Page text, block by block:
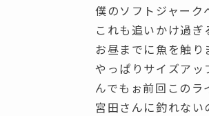
僕のソフトジャー
これも追いかけ過
お昼までに魚を触
やっぱりサイズアッ
んでもぉ前回この
宮田さんに釣れない